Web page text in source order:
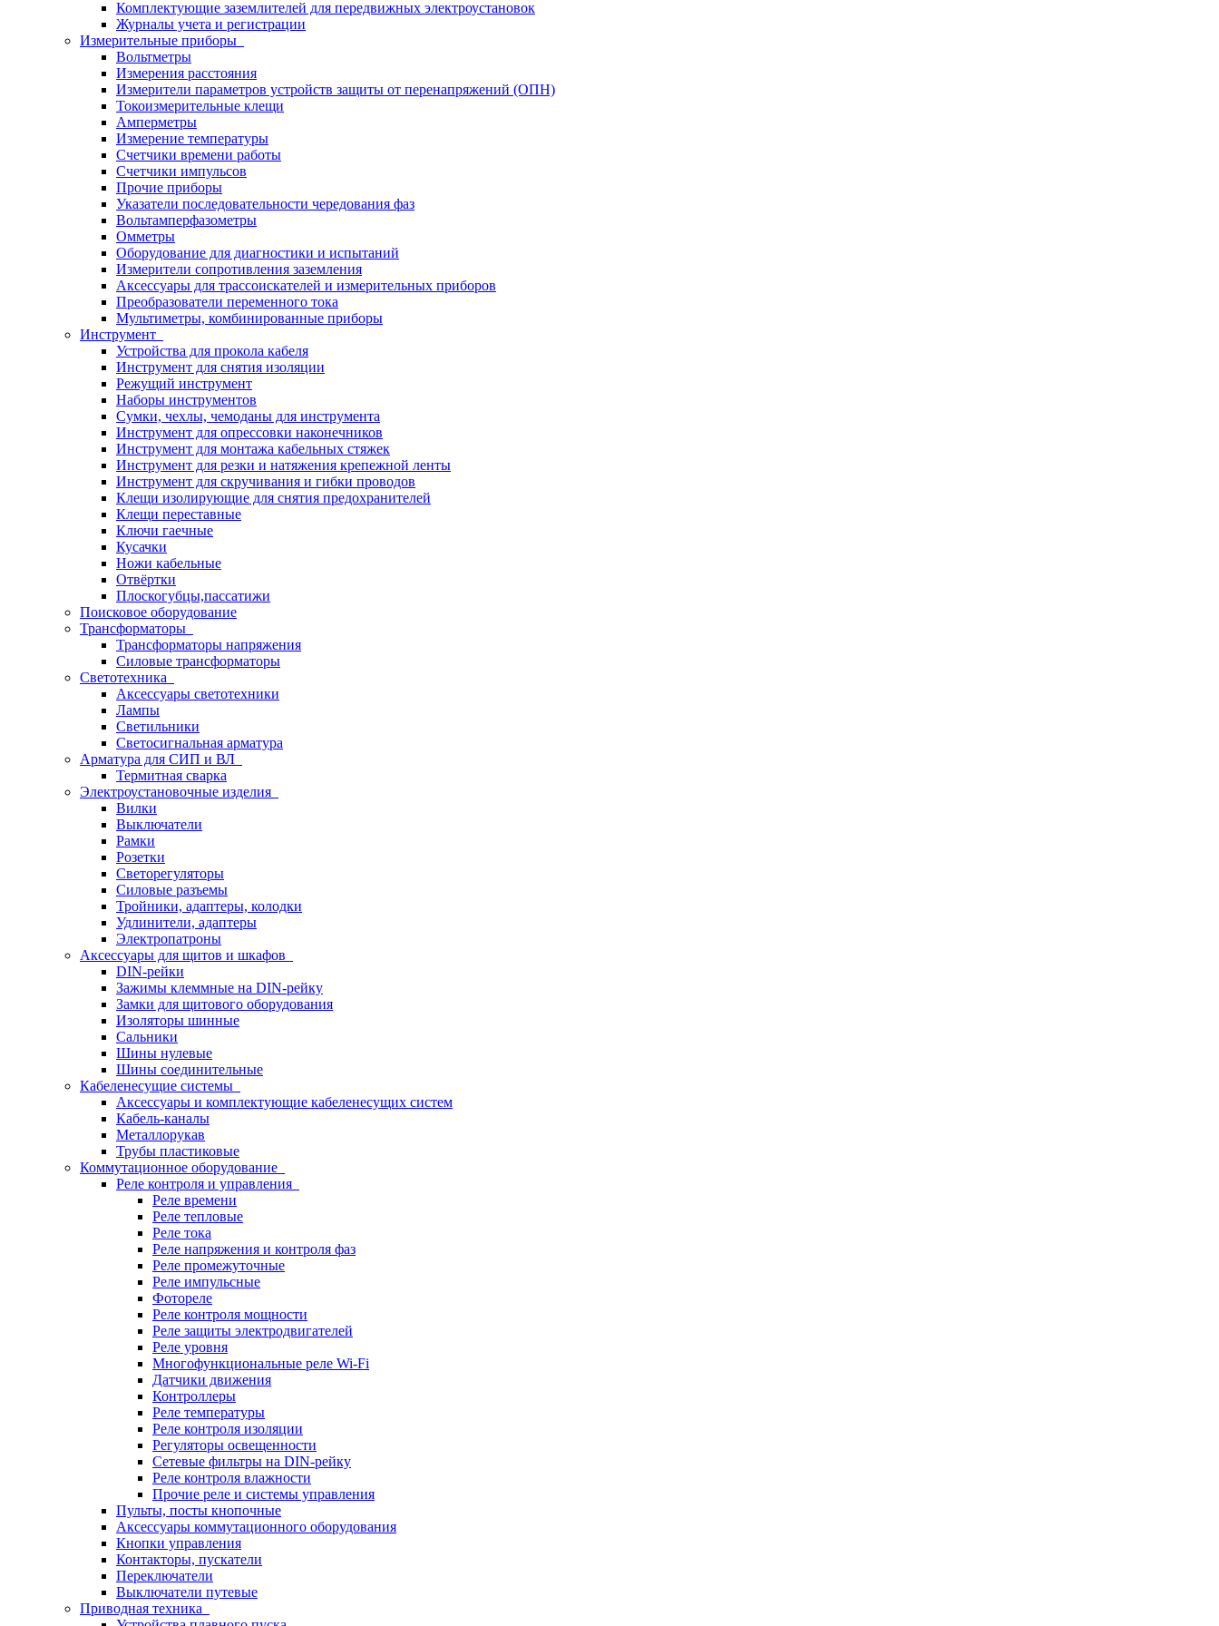
Комплектующие заземлителей для передвижных электроустановок
Журналы учета и регистрации
Измерительные приборы
Вольтметры
Измерения расстояния
Измерители параметров устройств защиты от перенапряжений (ОПН)
Токоизмерительные клещи
Амперметры
Измерение температуры
Счетчики времени работы
Счетчики импульсов
Прочие приборы
Указатели последовательности чередования фаз
Вольтамперфазометры
Омметры
Оборудование для диагностики и испытаний
Измерители сопротивления заземления
Аксессуары для трассоискателей и измерительных приборов
Преобразователи переменного тока
Мультиметры, комбинированные приборы
Инструмент
Устройства для прокола кабеля
Инструмент для снятия изоляции
Режущий инструмент
Наборы инструментов
Сумки, чехлы, чемоданы для инструмента
Инструмент для опрессовки наконечников
Инструмент для монтажа кабельных стяжек
Инструмент для резки и натяжения крепежной ленты
Инструмент для скручивания и гибки проводов
Клещи изолирующие для снятия предохранителей
Клещи переставные
Ключи гаечные
Кусачки
Ножи кабельные
Отвёртки
Плоскогубцы,пассатижи
Поисковое оборудование
Трансформаторы
Трансформаторы напряжения
Силовые трансформаторы
Светотехника
Аксессуары светотехники
Лампы
Светильники
Светосигнальная арматура
Арматура для СИП и ВЛ
Термитная сварка
Электроустановочные изделия
Вилки
Выключатели
Рамки
Розетки
Светорегуляторы
Силовые разъемы
Тройники, адаптеры, колодки
Удлинители, адаптеры
Электропатроны
Аксессуары для щитов и шкафов
DIN-рейки
Зажимы клеммные на DIN-рейку
Замки для щитового оборудования
Изоляторы шинные
Сальники
Шины нулевые
Шины соединительные
Кабеленесущие системы
Аксессуары и комплектующие кабеленесущих систем
Кабель-каналы
Металлорукав
Трубы пластиковые
Коммутационное оборудование
Реле контроля и управления
Реле времени
Реле тепловые
Реле тока
Реле напряжения и контроля фаз
Реле промежуточные
Реле импульсные
Фотореле
Реле контроля мощности
Реле защиты электродвигателей
Реле уровня
Многофункциональные реле Wi-Fi
Датчики движения
Контроллеры
Реле температуры
Реле контроля изоляции
Регуляторы освещенности
Сетевые фильтры на DIN-рейку
Реле контроля влажности
Прочие реле и системы управления
Пульты, посты кнопочные
Аксессуары коммутационного оборудования
Кнопки управления
Контакторы, пускатели
Переключатели
Выключатели путевые
Приводная техника